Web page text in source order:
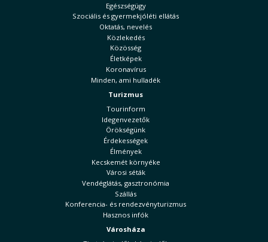
Egészségügy
Szociális és gyermekjóléti ellátás
Oktatás, nevelés
Közlekedés
Közösség
Életképek
Koronavírus
Minden, ami hulladék
Turizmus
Tourinform
Idegenvezetők
Örökségünk
Érdekességek
Élmények
Kecskemét környéke
Városi séták
Vendéglátás, gasztronómia
Szállás
Konferencia- és rendezvényturizmus
Hasznos infók
Városháza